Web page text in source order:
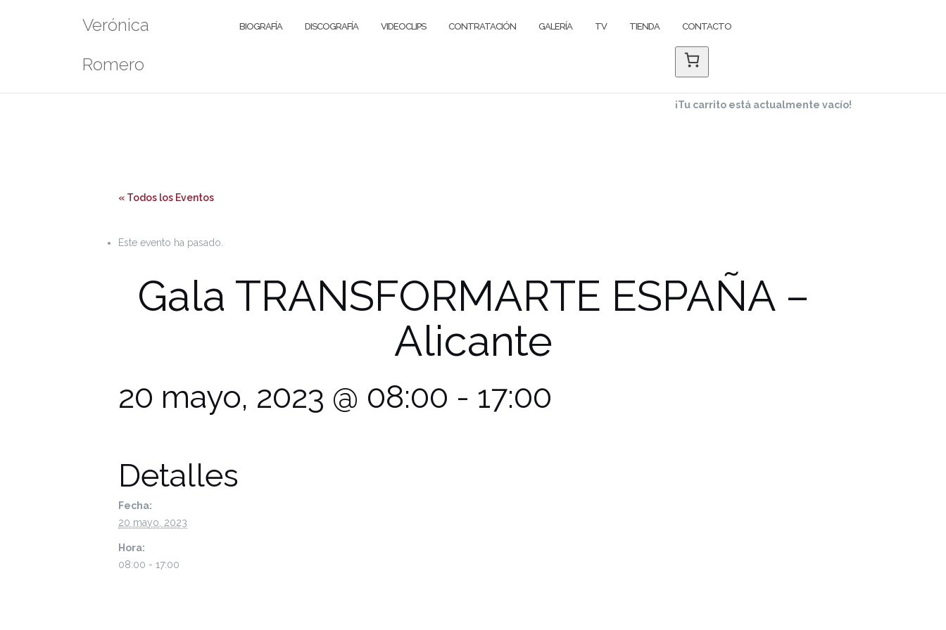
Verónica
Romero
BIOGRAFÍA DISCOGRAFÍA VIDEOCLIPS CONTRATACIÓN GALERÍA TV TIENDA CONTACTO
¡Tu carrito está actualmente vacío!
« Todos los Eventos
Este evento ha pasado.
Gala TRANSFORMARTE ESPAÑA –
Alicante
20 mayo, 2023 @ 08:00 - 17:00
Detalles
Fecha:
20 mayo, 2023
Hora:
08:00 - 17:00